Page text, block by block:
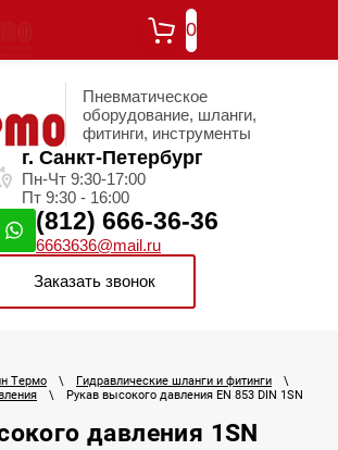
0
Пневматическое
оборудование, шланги,
фитинги, инструменты
г. Санкт-Петербург
Пн-Чт 9:30-17:00
Пт 9:30 - 16:00
(812) 666-36-36
6663636@mail.ru
Заказать звонок
Термо \ Гидравлические шланги и фитинги
\
\ Рукав высокого давления EN 853 DIN 1SN
давления 1SN